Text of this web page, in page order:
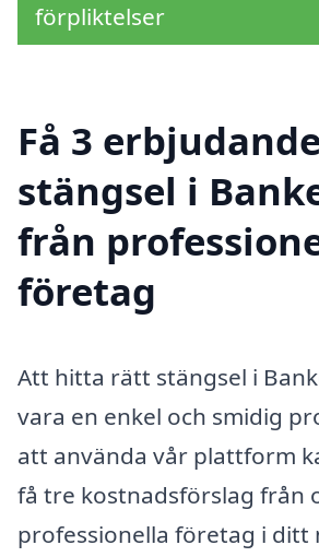
förpliktelser
Få 3
stängsel i
från
företag
Att hitta rätt stängsel i
vara en enkel och smidig
att använda vår plattform
få tre kostnadsförslag från
professionella företag i ditt